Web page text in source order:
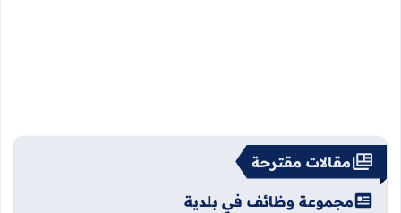
مقالات مقترحة
مجموعة وظائف في بلدية